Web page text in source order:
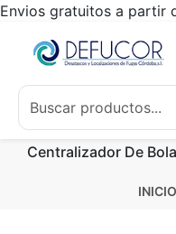
Envios gratuitos a partir
Centralizador De
INICIO